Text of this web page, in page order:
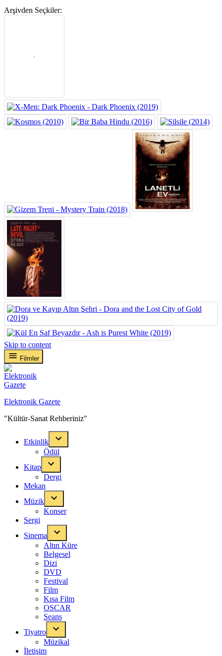
Arşivden Seçkiler:
Skip to content
Filmler
Elektronik Gazete
"Kültür-Sanat Rehberiniz"
Etkinlik
Ödül
Kitap
Dergi
Mekan
Müzik
Konser
Sergi
Sinema
Altın Küre
Belgesel
Dizi
DVD
Festival
Film
Kısa Film
OSCAR
Seans
Tiyatro
Müzikal
İletişim